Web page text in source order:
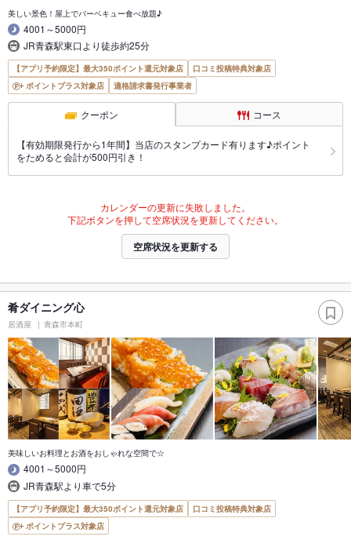
美しい景色！屋上でバーベキュー食べ放題♪
4001～5000円
JR青森駅東口より徒歩約25分
【アプリ予約限定】最大350ポイント還元対象店
口コミ投稿特典対象店
ポイントプラス対象店
適格請求書発行事業者
クーポン コース
【有効期限発行から1年間】当店のスタンプカード有ります♪ポイント
をためると会計が500円引き！
カレンダーの更新に失敗しました。
下記ボタンを押して空席状況を更新してください。
空席状況を更新する
肴ダイニング心
居酒屋 青森市本町
美味しいお料理とお酒をおしゃれな空間で☆
4001～5000円
JR青森駅より車で5分
【アプリ予約限定】最大350ポイント還元対象店
口コミ投稿特典対象店
ポイントプラス対象店